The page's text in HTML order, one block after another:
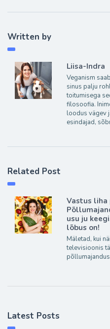
Written by
Liisa-Indra
Veganism
sinus palju
toitumisega
filosoofia.
loodus vägev
esindajad,
Related Post
Vastus liha
usu ju
lõbus on!
Mäletad, kui
televisioonis
Latest Posts